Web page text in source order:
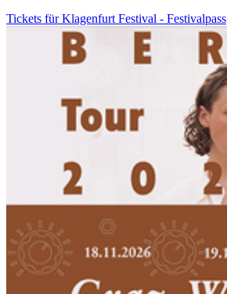
Tickets für Klagenfurt Festival - Festivalpass